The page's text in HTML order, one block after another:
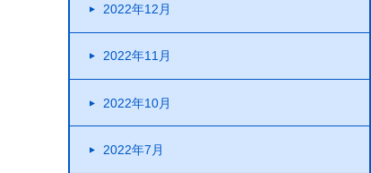
2022年12月
2022年11月
2022年10月
2022年7月